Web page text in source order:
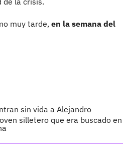
muy tarde, en la semana del
sin vida a Alejandro
silletero que era buscado en